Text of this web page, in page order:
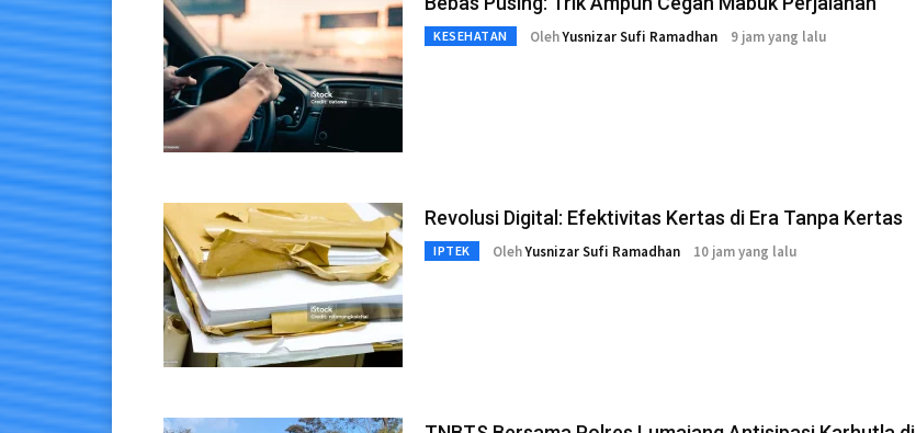
KESEHATAN OlehYusnizar Sufi Ramadhan 9 jam yang lalu
Revolusi Digital: Efektivitas Kertas di Era Tanpa Kertas
IPTEK OlehYusnizar Sufi Ramadhan 10 jam yang lalu